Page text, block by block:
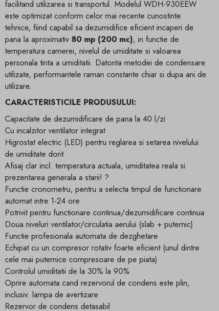
facilitand utilizarea si transportul. Modelul WDH-930EEW
este optimizat conform celor mai recente cunostinte
tehnice, fiind capabil sa dezumidifice eficient incaperi de
pana la aproximativ 80 mp (200 mc), in functie de
temperatura camerei, nivelul de umiditate si valoarea
personala tinta a umiditatii. Datorita metodei de condensare
utilizate, performantele raman constante chiar si dupa ani de
utilizare.
CARACTERISTICILE PRODUSULUI:
Capacitate de dezumidificare de pana la 40 l/zi
Cu incalzitor ventilator integrat
Higrostat electric (LED) pentru reglarea si setarea nivelului
de umiditate dorit
Afisaj clar incl. temperatura actuala, umiditatea reala si
prezentarea generala a starii! ?
Functie cronometru, pentru a selecta timpul de functionare
automat intre 1-24 ore
Potrivit pentru functionare continua/dezumidificare continua
Doua niveluri ventilator/circulatia aerului (slab + puternic)
Functie profesionala automata de dezghetare
Echipat cu un compresor rotativ foarte eficient (unul dintre
cele mai puternice compresoare de pe piata)
Controlul umiditatii de la 30% la 90%
Oprire automata cand rezervorul de condens este plin,
inclusiv. lampa de avertizare
Rezervor de condens detasabil